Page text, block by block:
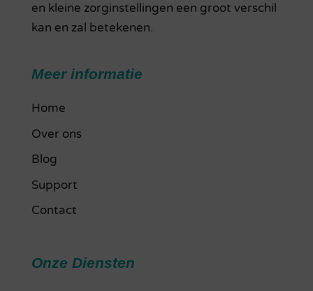
en kleine zorginstellingen een groot verschil
kan en zal betekenen.
Meer informatie
Home
Over ons
Blog
Support
Contact
Onze Diensten